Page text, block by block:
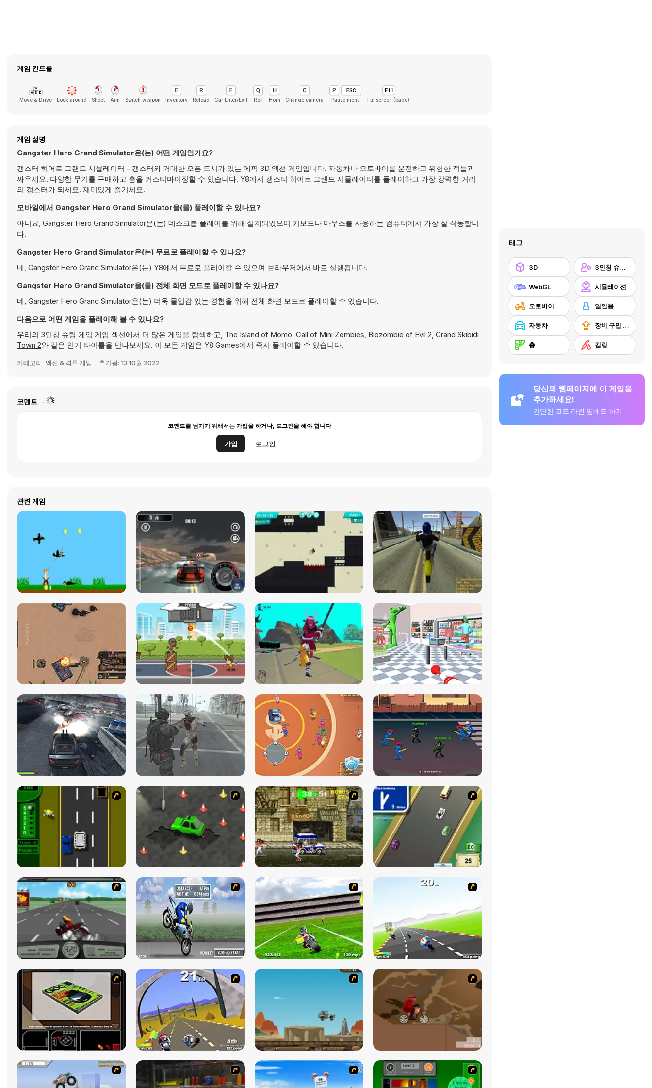
게임 컨트롤
Move & Drive Look around Shoot Aim Switch weapon Inventory Reload Car Enter/Exit Roll Horn Change camera Pause menu Fullscreen (page)
게임 설명
Gangster Hero Grand Simulator은(는) 어떤 게임인가요?
갱스터 히어로 그랜드 시뮬레이터 - 갱스터와 거대한 오픈 도시가 있는 에픽 3D 액션 게임입니다. 자동차나 오토바이를 운전하고 위험한 적들과
싸우세요. 다양한 무기를 구매하고 총을 커스터마이징할 수 있습니다. Y8에서 갱스터 히어로 그랜드 시뮬레이터를 플레이하고 가장 강력한 거리
의 갱스터가 되세요. 재미있게 즐기세요.
모바일에서 Gangster Hero Grand Simulator을(를) 플레이할 수 있나요?
아니요, Gangster Hero Grand Simulator은(는) 데스크톱 플레이를 위해 설계되었으며 키보드나 마우스를 사용하는 컴퓨터에서 가장 잘 작동합니
다.
Gangster Hero Grand Simulator은(는) 무료로 플레이할 수 있나요?
네, Gangster Hero Grand Simulator은(는) Y8에서 무료로 플레이할 수 있으며 브라우저에서 바로 실행됩니다.
Gangster Hero Grand Simulator을(를) 전체 화면 모드로 플레이할 수 있나요?
네, Gangster Hero Grand Simulator은(는) 더욱 몰입감 있는 경험을 위해 전체 화면 모드로 플레이할 수 있습니다.
다음으로 어떤 게임을 플레이해 볼 수 있나요?
우리의 3인칭 슈팅 게임 게임 섹션에서 더 많은 게임을 탐색하고, The Island of Momo, Call of Mini Zombies, Biozombie of Evil 2, Grand Skibidi
Town 2와 같은 인기 타이틀을 만나보세요. 이 모든 게임은 Y8 Games에서 즉시 플레이할 수 있습니다.
카테고리: 액션 & 격투 게임 추가됨: 13 10월 2022
코멘트
코멘트를 남기기 위해서는 가입을 하거나, 로그인을 해야 합니다
가입 로그인
관련 게임
태그
3D 3인칭 슈팅 게임
WebGL 시뮬레이션
오토바이 일인용
자동차 장비 구입 업그레이드
총 킬링
당신의 웹페이지에 이 게임을
추가하세요!
간단한 코드 라인 임베드 하기